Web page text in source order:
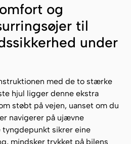
og
til
under
med de to stærke
hjul ligger denne ekstra
støbt på vejen, uanset om du
navigerer på ujævne
sikrer eine
mindsker trykket på bilens